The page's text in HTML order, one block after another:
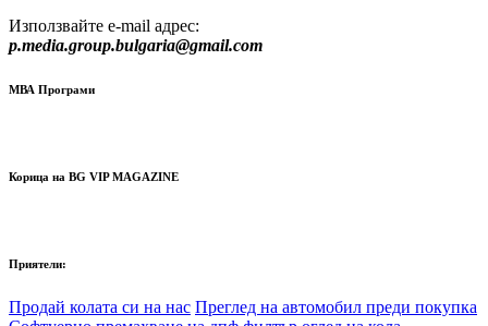
Използвайте e-mail адрес:
p.media.group.bulgaria@gmail.com
МВА Програми
Корица на BG VIP MAGAZINE
Приятели:
Продай колата си на нас Преглед на автомобил преди покупка